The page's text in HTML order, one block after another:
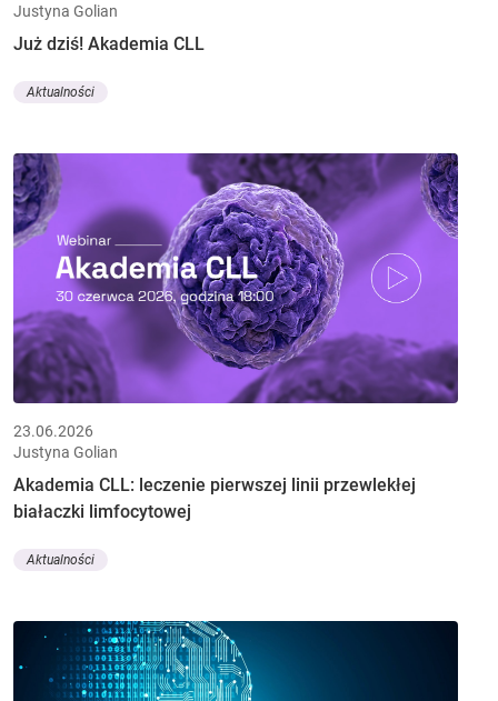
Justyna Golian
Już dziś! Akademia CLL
Aktualności
23.06.2026
Justyna Golian
Akademia CLL: leczenie pierwszej linii przewlekłej
białaczki limfocytowej
Aktualności